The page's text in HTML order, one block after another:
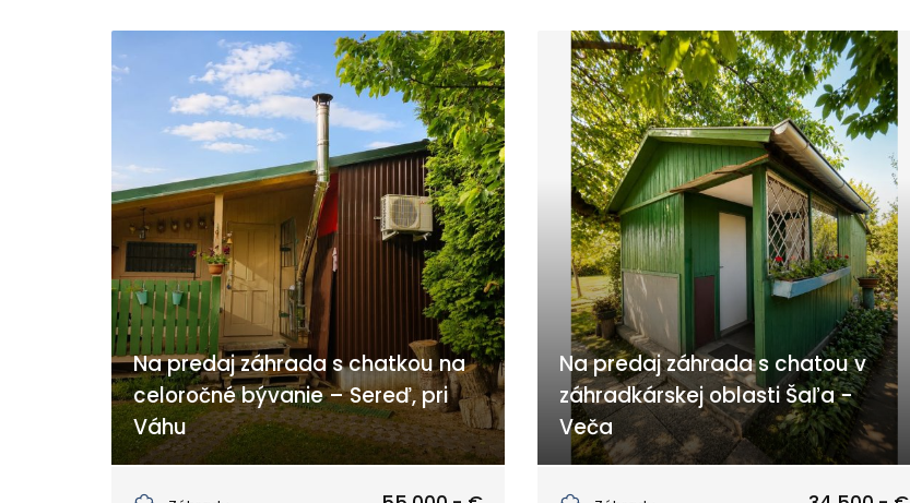
Na predaj záhrada s chatkou na
celoročné bývanie – Sereď, pri
Váhu
Na predaj záhrada s chatou v
záhradkárskej oblasti Šaľa -
Veča